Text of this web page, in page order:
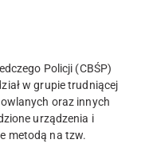
Policji (CBŚP)
w grupie trudniącej
oraz innych
urządzenia i
metodą na tzw.